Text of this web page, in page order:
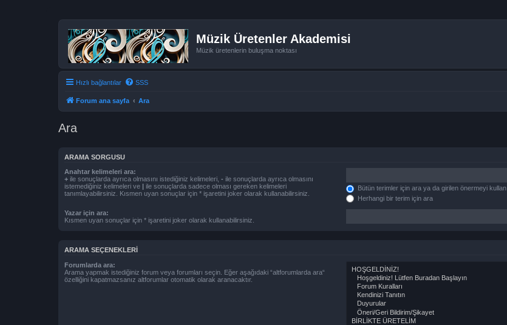
Müzik Üretenler Akademisi
Müzik üretenlerin buluşma noktası
Hızlı bağlantılar SSS
Forum ana sayfa Ara
Ara
ARAMA SORGUSU
Anahtar kelimeleri ara:
+ ile sonuçlarda ayrıca olmasını istediğiniz kelimeleri, - ile sonuçlarda ayrıca olmasını
istemediğiniz kelimeleri ve | ile sonuçlarda sadece olması gereken kelimeleri
tanımlayabilirsiniz. Kısmen uyan sonuçlar için * işaretini joker olarak kullanabilirsiniz.
Bütün terimler için ara ya da girilen önermeyi kullan
Herhangi bir terim için ara
Yazar için ara:
Kısmen uyan sonuçlar için * işaretini joker olarak kullanabilirsiniz.
ARAMA SEÇENEKLERI
Forumlarda ara:
Arama yapmak istediğiniz forum veya forumları seçin. Eğer aşağıdaki “altforumlarda ara“
özelliğini kapatmazsanız altforumlar otomatik olarak aranacaktır.